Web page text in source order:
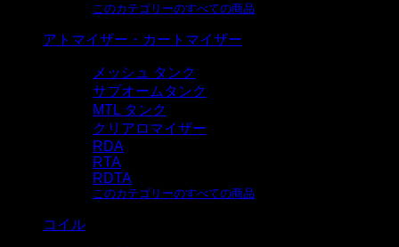
このカテゴリーのすべての商品
アトマイザー・カートマイザー
メッシュ タンク
サブオームタンク
MTL タンク
クリアロマイザー
RDA
RTA
RDTA
このカテゴリーのすべての商品
コイル